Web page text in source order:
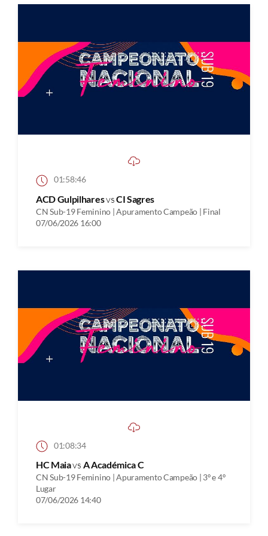
01:58:46
ACD GulpilharesvsCI Sagres
CN Sub-19 Feminino | Apuramento Campeão | Final
07/06/2026 16:00
01:08:34
HC Maiavs A Académica C
CN Sub-19 Feminino | Apuramento Campeão | 3º e 4º
Lugar
07/06/2026 14:40